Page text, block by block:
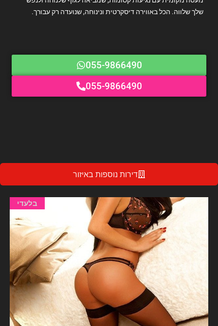
שלך שלווה. הכל באווירה דיסקרטית ונינוחה, שנועדה רק עבורך.
055-9866490
055-9866490
דירות נוספות באיזור
בלעדי